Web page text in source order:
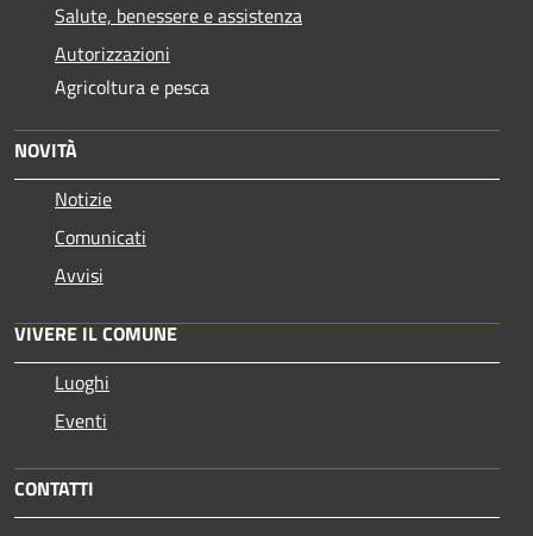
Salute, benessere e assistenza
Autorizzazioni
Agricoltura e pesca
NOVITÀ
Notizie
Comunicati
Avvisi
VIVERE IL COMUNE
Luoghi
Eventi
CONTATTI